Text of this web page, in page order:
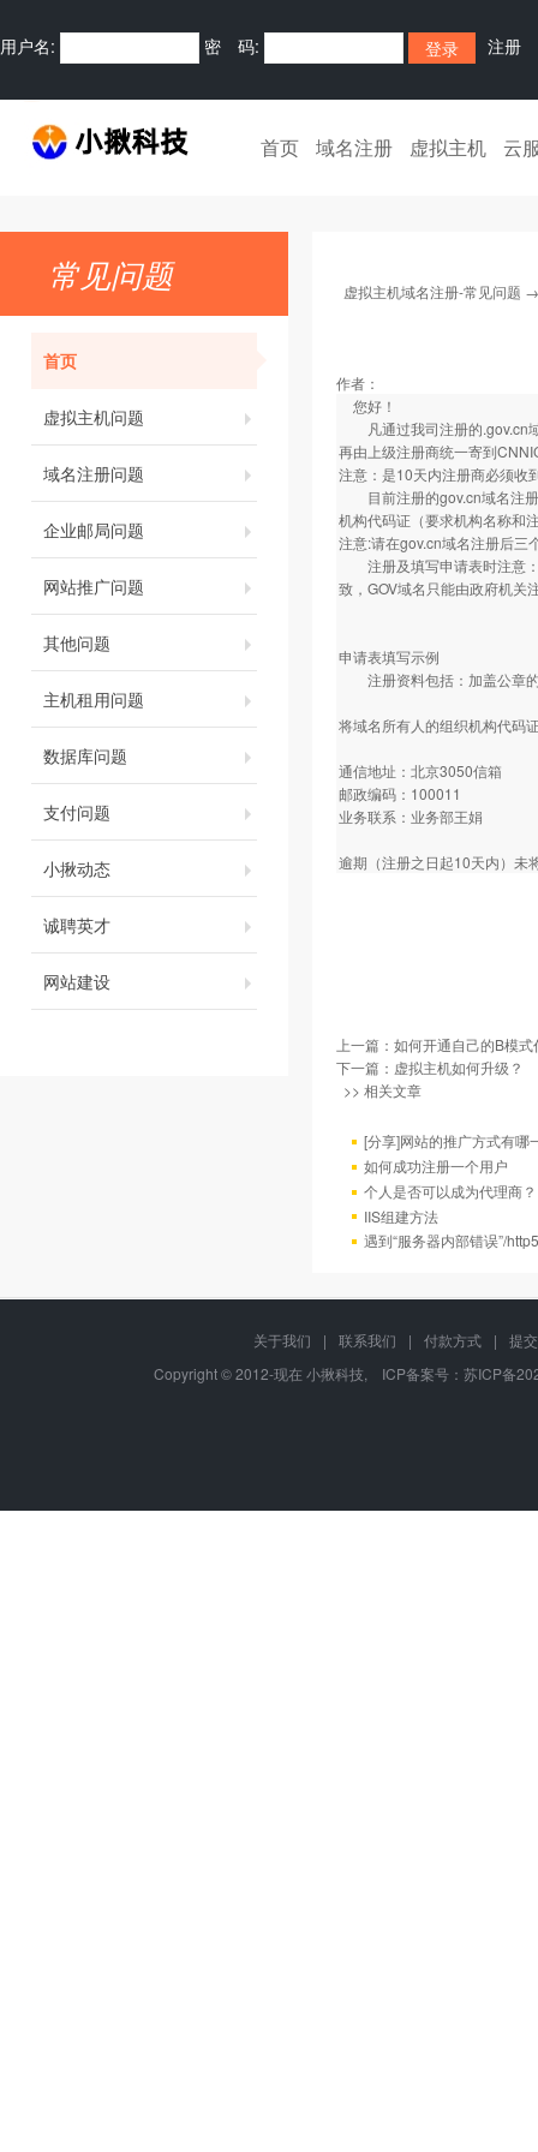
用户名: 密 码: 注册
首页 域名注册 虚拟主机 云
常见问题
首页
虚拟主机问题
域名注册问题
企业邮局问题
网站推广问题
其他问题
主机租用问题
数据库问题
支付问题
小揪动态
诚聘英才
网站建设
虚拟主机域名注册-常见问题
作者：
您好！
凡通过我司注册的.gov.cn域
再由上级注册商统一寄到
注意：是10天内注册商必须收
目前注册的gov.cn域名注册
机构代码证（要求机构名称和
注意:请在gov.cn域名注册后三
注册及填写申请表时注意：
致，GOV域名只能由政府机关
申请表填写示例
注册资料包括：加盖公章
将域名所有人的组织机构代码
通信地址：北京3050信箱
邮政编码：100011
业务联系：业务部王娟
逾期（注册之日起10天内）未
上一篇： 如何开通自己的B模式
下一篇： 虚拟主机如何升级？
>> 相关文章
[分享]网站的推广方式有哪
如何成功注册一个用户
个人是否可以成为代理商？
IIS组建方法
遇到“服务器内部错误”/
关于我们 | 联系我们 | 付款方式 |
提
Copyright © 2012-现在 小揪科技, ICP备案号： 苏ICP备